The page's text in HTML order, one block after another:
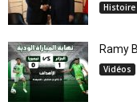
Histoire
Ramy
Vidéos